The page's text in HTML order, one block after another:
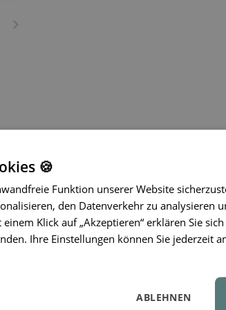
Bequemes Kinder-T-Shirt für
LIEWOOD Francisverbindet
weiche Bio-Baumwolle fühlt sich
häufigem Waschen ihre Form und
Tragegefühl. Der lockere Schnitt
bei warmem Wetter kann es
🍪
Funktion unserer Website
den Datenverkehr zu analysieren
Klick auf „Akzeptieren“ erklären Sie
Ihre Einstellungen können Sie jederzeit
ABLEHNEN